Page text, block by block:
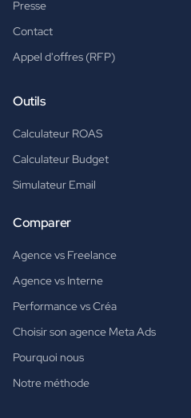
Presse
Contact
Appel d'offres (RFP)
Outils
Calculateur ROAS
Calculateur Budget
Simulateur Email
Comparer
Agence vs Freelance
Agence vs Interne
Performance vs Créa
Choisir son agence Meta Ads
Pourquoi nous
Notre méthode